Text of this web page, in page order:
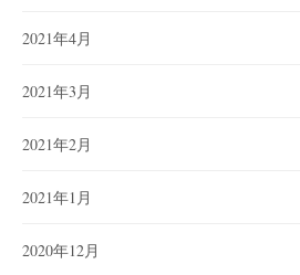
2021年4月
2021年3月
2021年2月
2021年1月
2020年12月